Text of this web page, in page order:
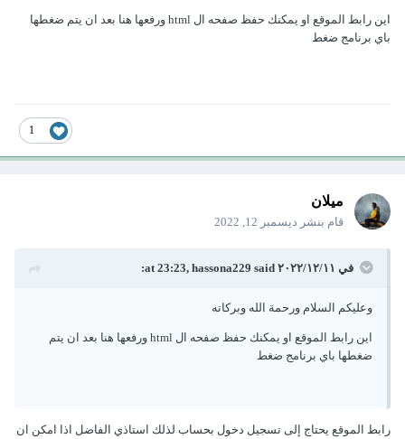
اين رابط الموقع او يمكنك حفظ صفحه ال html ورفعها هنا بعد ان يتم ضغطها
باي برنامج ضغط
ميلان
قام بنشر ديسمبر 12, 2022
في ١١‏/١٢‏/٢٠٢٢ at 23:23, hassona229said:
وعليكم السلام ورحمة الله وبركاته
اين رابط الموقع او يمكنك حفظ صفحه ال html ورفعها هنا بعد ان يتم
ضغطها باي برنامج ضغط
رابط الموقع يحتاج إلى تسجيل دخول بحساب لذلك استاذي الفاضل اذا امكن ان